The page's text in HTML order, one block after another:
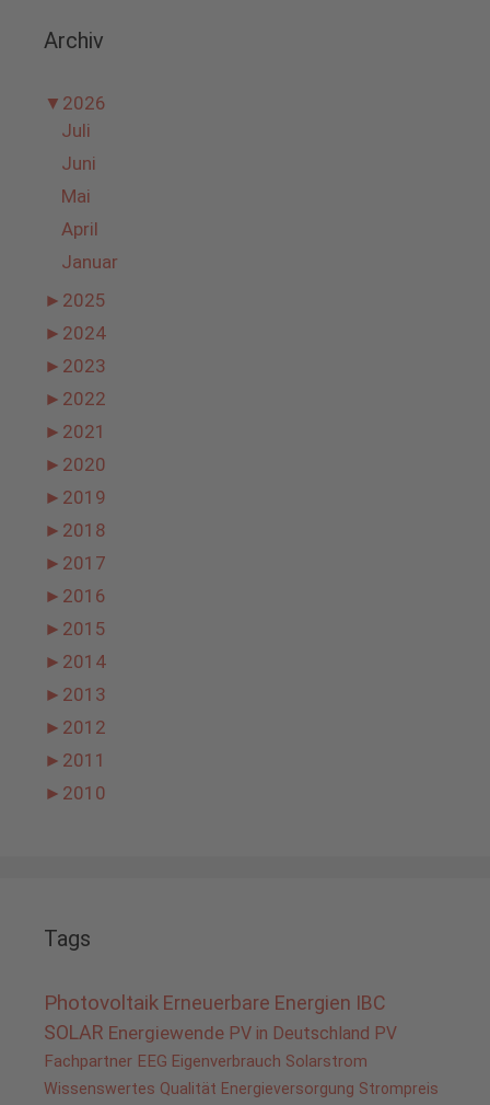
Archiv
▼ 2026
Juli
Juni
Mai
April
Januar
► 2025
► 2024
► 2023
► 2022
► 2021
► 2020
► 2019
► 2018
► 2017
► 2016
► 2015
► 2014
► 2013
► 2012
► 2011
► 2010
Tags
Photovoltaik Erneuerbare Energien IBC
SOLAR Energiewende PV in Deutschland PV
Fachpartner EEG Eigenverbrauch Solarstrom
Wissenswertes Qualität Energieversorgung Strompreis